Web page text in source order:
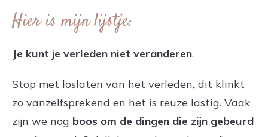
Hier is mijn lijstje:
Je kunt je verleden niet veranderen.
Stop met loslaten van het verleden, dit klinkt
zo vanzelfsprekend en het is reuze lastig. Vaak
zijn we nog boos om de dingen die zijn gebeurd